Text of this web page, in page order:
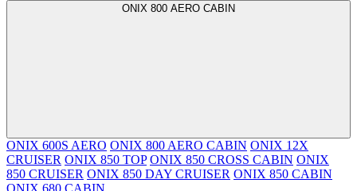
ONIX 800 AERO CABIN
ONIX 600S AERO ONIX 800 AERO CABIN ONIX 12X
CRUISER ONIX 850 TOP ONIX 850 CROSS CABIN ONIX
850 CRUISER ONIX 850 DAY CRUISER ONIX 850 CABIN
ONIX 680 CABIN